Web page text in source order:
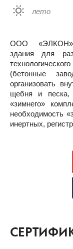
лето
ООО «ЭЛКОН»
здания для
(бетонные
организовать
щебня и песка,
«зимнего»
необходимость
инертных,